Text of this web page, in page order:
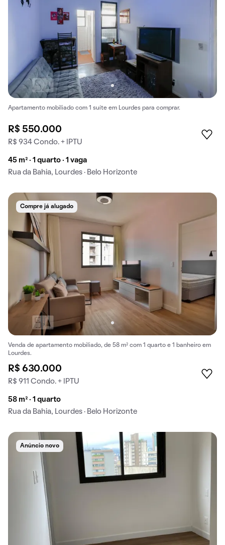
Apartamento mobiliado com 1 suíte em Lourdes para comprar.
R$ 550.000
R$ 934 Condo. + IPTU
45 m² · 1 quarto · 1 vaga
Rua da Bahia, Lourdes · Belo Horizonte
Compre já alugado
Venda de apartamento mobiliado, de 58 m² com 1 quarto e 1 banheiro em
Lourdes.
R$ 630.000
R$ 911 Condo. + IPTU
58 m² · 1 quarto
Rua da Bahia, Lourdes · Belo Horizonte
Anúncio novo